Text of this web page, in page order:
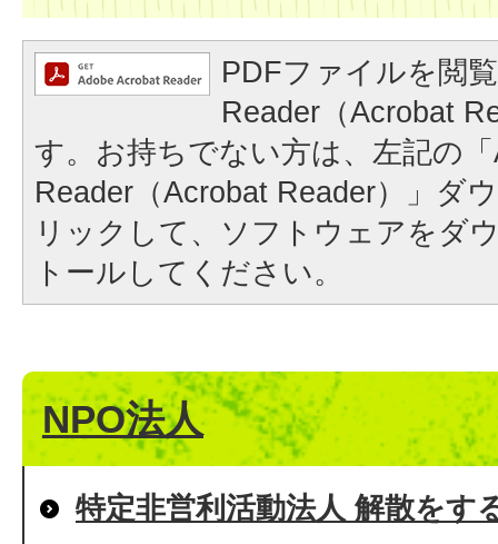
PDFファイルを閲
Reader（Acrobat
す。お持ちでない方は、左記の
Reader（Acrobat Reader）」ダ
リックして、ソフトウェアをダ
トールしてください。
NPO法人
特定非営利活動法人 解散をす